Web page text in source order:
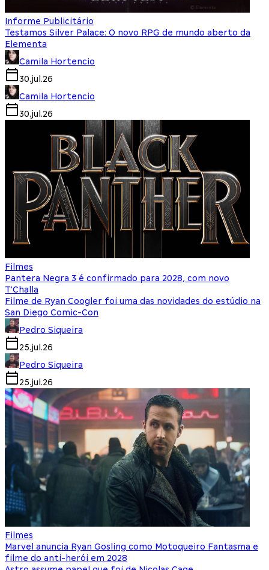
Informe Publicitário
Testamos Silver Palace: O novo RPG de mundo aberto da
Elementa
Camila Hortencio
30.jul.26
Camila Hortencio
30.jul.26
Filmes
Pantera Negra 3 é confirmado para 2028, com novo
T'Challa
Filme de Ryan Coogler foi uma das novidades do estúdio na
San Diego Comic-Con
Pedro Siqueira
25.jul.26
Pedro Siqueira
25.jul.26
Filmes
Marvel anuncia Ryan Gosling como Motoqueiro Fantasma e
filme do anti-herói em 2028